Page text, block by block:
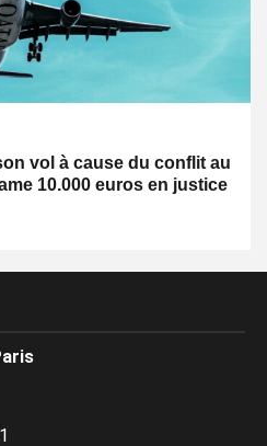
vol à cause du conflit au
10.000 euros en justice